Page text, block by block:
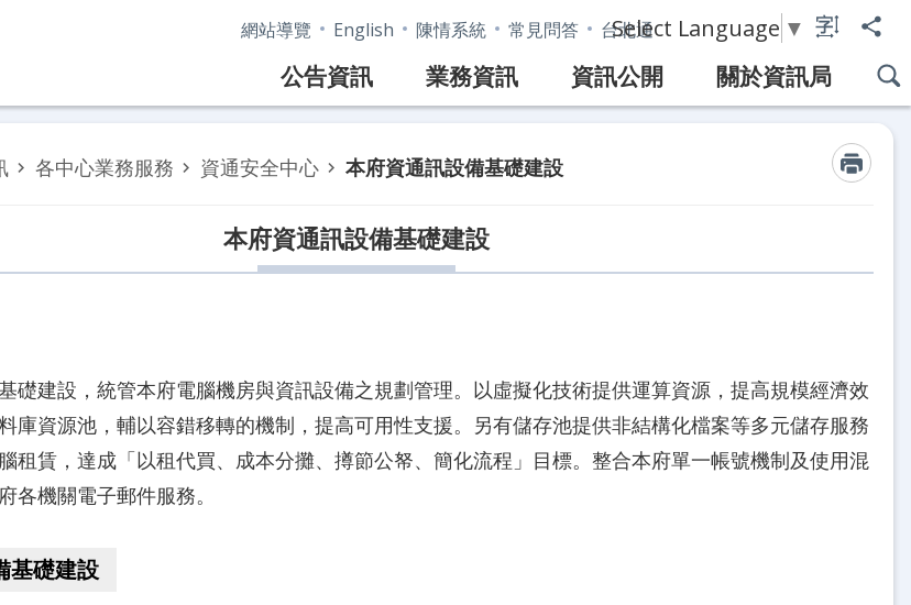
網站導覽 English 陳情系統 常見問答 台北通
Select Language ▼
公告資訊 業務資訊 資訊公開 關於資訊局
各中心業務服務 資通安全中心 本府資通訊設備基礎建設
本府資通訊設備基礎建設
礎建設，統管本府電腦機房與資訊設備之規劃管理。以虛擬化技術提供運算資源，提高規模經濟效
庫資源池，輔以容錯移轉的機制，提高可用性支援。另有儲存池提供非結構化檔案等多元儲存服務
租賃，達成「以租代買、成本分攤、撙節公帑、簡化流程」目標。整合本府單一帳號機制及使用混
各機關電子郵件服務。
基礎建設